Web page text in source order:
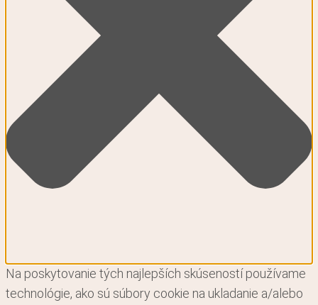
Na poskytovanie tých najlepších skúseností používame
technológie, ako sú súbory cookie na ukladanie a/alebo